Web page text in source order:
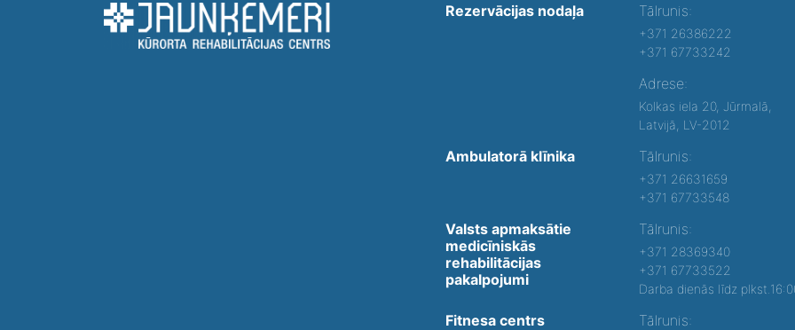
Rezervācijas nodaļa Tālrunis:
+371 26386222
+371 67733242
Adrese:
Kolkas iela 20, Jūrmalā,
Latvijā, LV-2012
Ambulatorā klīnika Tālrunis:
+371 26631659
+371 67733548
Valsts apmaksātie
medicīniskās
rehabilitācijas
pakalpojumi
Tālrunis:
+371 28369340
+371 67733522
Darba dienās līdz
Fitnesa centrs Tālrunis: